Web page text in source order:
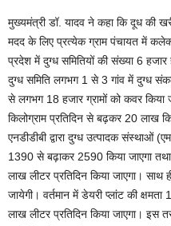
मुख्यमंत्री डॉ. यादव ने कहा कि दूध की
मदद के लिए प्रत्येक ग्राम पंचायत में
प्रदेश में दुग्ध समितियों की संख्या 6
दुग्ध समिति लगभग 1 से 3 गांव में दुग्ध
से लगभग 18 हजार ग्रामों को कवर
किलोग्राम प्रतिदिन से बढ़कर 20 लाख
एनडीडीबी द्वारा दुग्ध उत्पादक संस्थाओं
1390 से बढ़ाकर 2590 किया जाएगा
लाख लीटर प्रतिदिन किया जाएगा। साथ
जायेगी। वर्तमान में डेयरी प्लांट की
लाख लीटर प्रतिदिन किया जाएगा।